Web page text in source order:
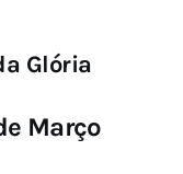
Glória
Março